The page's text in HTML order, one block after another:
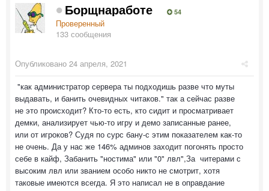
Борщнаработе 54
Проверенный
133 сообщения
Опубликовано 24 апреля, 2021
"как администратор сервера ты подходишь разве что муты
выдавать, и банить очевидных читаков." так а сейчас разве
не это происходит? Кто-то есть, кто сидит и просматривает
демки, анализирует чью-то игру и демо записанные ранее,
или от игроков? Судя по сурс бану-с этим показателем как-то
не очень. Да у нас же 146% админов заходит погонять просто
себе в кайф, Забанить "ностима" или "0" лвл",За читерами с
высоким лвл или званием особо никто не смотрит, хотя
таковые имеются всегда. Я это написал не в оправдание